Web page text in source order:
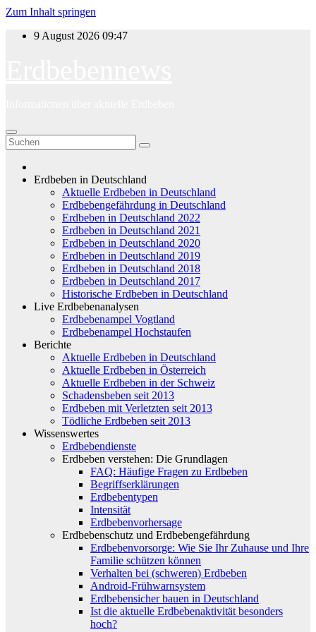
Zum Inhalt springen
9 August 2026 09:47
Erdbeben in Deutschland
Aktuelle Erdbeben in Deutschland
Erdbebengefährdung in Deutschland
Erdbeben in Deutschland 2022
Erdbeben in Deutschland 2021
Erdbeben in Deutschland 2020
Erdbeben in Deutschland 2019
Erdbeben in Deutschland 2018
Erdbeben in Deutschland 2017
Historische Erdbeben in Deutschland
Live Erdbebenanalysen
Erdbebenampel Vogtland
Erdbebenampel Hochstaufen
Berichte
Aktuelle Erdbeben in Deutschland
Aktuelle Erdbeben in Österreich
Aktuelle Erdbeben in der Schweiz
Schadensbeben seit 2013
Erdbeben mit Verletzten seit 2013
Tödliche Erdbeben seit 2013
Wissenswertes
Erdbebendienste
Erdbeben verstehen: Die Grundlagen
FAQ: Häufige Fragen zu Erdbeben
Begriffserklärungen
Erdbebentypen
Intensität
Erdbebenvorhersage
Erdbebenschutz und Erdbebengefährdung
Erdbebenvorsorge: Wie Sie Ihr Zuhause und Ihre
Familie schützen können
Verhalten bei (schweren) Erdbeben
Android-Frühwarnsystem
Erdbebensicher bauen in Deutschland
Ist die aktuelle Erdbebenaktivität besonders
hoch?